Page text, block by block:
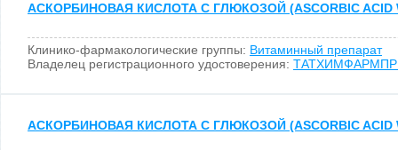
АСКОРБИНОВАЯ КИСЛОТА С ГЛЮКОЗОЙ (ASCORBIC ACID
Клинико-фармакологические группы: Витаминный препарат
Владелец регистрационного удостоверения:
АСКОРБИНОВАЯ КИСЛОТА С ГЛЮКОЗОЙ (ASCORBIC ACID